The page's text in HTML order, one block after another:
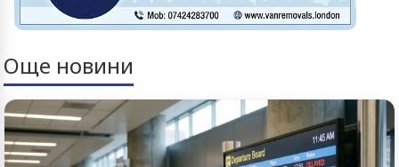
Още новини